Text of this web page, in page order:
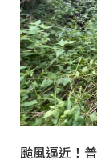
颱風逼近！